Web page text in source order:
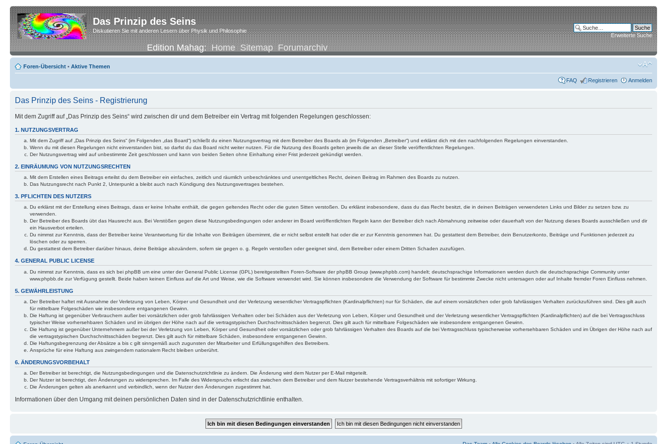
Das Prinzip des Seins
Diskutieren Sie mit anderen Lesern über Physik und Philosophie
Edition Mahag:Home Sitemap Forumarchiv
Erweiterte Suche
Foren-Übersicht • Aktive Themen
FAQ Registrieren Anmelden
Das Prinzip des Seins - Registrierung
Mit dem Zugriff auf „Das Prinzip des Seins“ wird zwischen dir und dem Betreiber ein Vertrag mit folgenden Regelungen geschlossen:
1. NUTZUNGSVERTRAG
Mit dem Zugriff auf „Das Prinzip des Seins“ (im Folgenden „das Board“) schließt du einen Nutzungsvertrag mit dem Betreiber des Boards ab (im Folgenden „Betreiber“) und erklärst dich mit den nachfolgenden Regelungen einverstanden.
Wenn du mit diesen Regelungen nicht einverstanden bist, so darfst du das Board nicht weiter nutzen. Für die Nutzung des Boards gelten jeweils die an dieser Stelle veröffentlichten Regelungen.
Der Nutzungsvertrag wird auf unbestimmte Zeit geschlossen und kann von beiden Seiten ohne Einhaltung einer Frist jederzeit gekündigt werden.
2. EINRÄUMUNG VON NUTZUNGSRECHTEN
Mit dem Erstellen eines Beitrags erteilst du dem Betreiber ein einfaches, zeitlich und räumlich unbeschränktes und unentgeltliches Recht, deinen Beitrag im Rahmen des Boards zu nutzen.
Das Nutzungsrecht nach Punkt 2, Unterpunkt a bleibt auch nach Kündigung des Nutzungsvertrages bestehen.
3. PFLICHTEN DES NUTZERS
Du erklärst mit der Erstellung eines Beitrags, dass er keine Inhalte enthält, die gegen geltendes Recht oder die guten Sitten verstoßen. Du erklärst insbesondere, dass du das Recht besitzt, die in deinen Beiträgen verwendeten Links und Bilder zu setzen bzw. zu
verwenden.
Der Betreiber des Boards übt das Hausrecht aus. Bei Verstößen gegen diese Nutzungsbedingungen oder anderer im Board veröffentlichten Regeln kann der Betreiber dich nach Abmahnung zeitweise oder dauerhaft von der Nutzung dieses Boards ausschließen und dir
ein Hausverbot erteilen.
Du nimmst zur Kenntnis, dass der Betreiber keine Verantwortung für die Inhalte von Beiträgen übernimmt, die er nicht selbst erstellt hat oder die er zur Kenntnis genommen hat. Du gestattest dem Betreiber, dein Benutzerkonto, Beiträge und Funktionen jederzeit zu
löschen oder zu sperren.
Du gestattest dem Betreiber darüber hinaus, deine Beiträge abzuändern, sofern sie gegen o. g. Regeln verstoßen oder geeignet sind, dem Betreiber oder einem Dritten Schaden zuzufügen.
4. GENERAL PUBLIC LICENSE
Du nimmst zur Kenntnis, dass es sich bei phpBB um eine unter der General Public License (GPL) bereitgestellten Foren-Software der phpBB Group (www.phpbb.com) handelt; deutschsprachige Informationen werden durch die deutschsprachige Community unter
www.phpbb.de zur Verfügung gestellt. Beide haben keinen Einfluss auf die Art und Weise, wie die Software verwendet wird. Sie können insbesondere die Verwendung der Software für bestimmte Zwecke nicht untersagen oder auf Inhalte fremder Foren Einfluss nehmen.
5. GEWÄHRLEISTUNG
Der Betreiber haftet mit Ausnahme der Verletzung von Leben, Körper und Gesundheit und der Verletzung wesentlicher Vertragspflichten (Kardinalpflichten) nur für Schäden, die auf einem vorsätzlichen oder grob fahrlässigen Verhalten zurückzuführen sind. Dies gilt auch
für mittelbare Folgeschäden wie insbesondere entgangenen Gewinn.
Die Haftung ist gegenüber Verbrauchern außer bei vorsätzlichen oder grob fahrlässigen Verhalten oder bei Schäden aus der Verletzung von Leben, Körper und Gesundheit und der Verletzung wesentlicher Vertragspflichten (Kardinalpflichten) auf die bei Vertragsschluss
typischer Weise vorhersehbaren Schäden und im übrigen der Höhe nach auf die vertragstypischen Durchschnittsschäden begrenzt. Dies gilt auch für mittelbare Folgeschäden wie insbesondere entgangenen Gewinn.
Die Haftung ist gegenüber Unternehmern außer bei der Verletzung von Leben, Körper und Gesundheit oder vorsätzlichen oder grob fahrlässigen Verhalten des Boards auf die bei Vertragsschluss typischerweise vorhersehbaren Schäden und im Übrigen der Höhe nach auf
die vertragstypischen Durchschnittsschäden begrenzt. Dies gilt auch für mittelbare Schäden, insbesondere entgangenen Gewinn.
Die Haftungsbegrenzung der Absätze a bis c gilt sinngemäß auch zugunsten der Mitarbeiter und Erfüllungsgehilfen des Betreibers.
Ansprüche für eine Haftung aus zwingendem nationalem Recht bleiben unberührt.
6. ÄNDERUNGSVORBEHALT
Der Betreiber ist berechtigt, die Nutzungsbedingungen und die Datenschutzrichtlinie zu ändern. Die Änderung wird dem Nutzer per E-Mail mitgeteilt.
Der Nutzer ist berechtigt, den Änderungen zu widersprechen. Im Falle des Widerspruchs erlischt das zwischen dem Betreiber und dem Nutzer bestehende Vertragsverhältnis mit sofortiger Wirkung.
Die Änderungen gelten als anerkannt und verbindlich, wenn der Nutzer den Änderungen zugestimmt hat.
Informationen über den Umgang mit deinen persönlichen Daten sind in der Datenschutzrichtlinie enthalten.